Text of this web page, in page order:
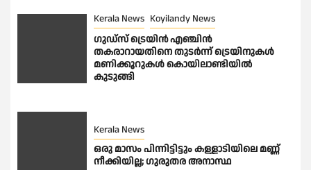
Kerala News Koyilandy News
ഗുഡ്സ് ട്രെയിൻ എഞ്ചിൻ
തകരാറായതിനെ തുടർന്ന് ട്രെയിനുകൾ
മണിക്കൂറുകൾ കൊയിലാണ്ടിയിൽ
കുടുങ്ങി
Kerala News
ഒരു മാസം പിന്നിട്ടിട്ടും കള്ളാടിയിലെ മണ്ണ്
നീക്കിയില്ല; ഗുരുതര അനാസ്ഥ